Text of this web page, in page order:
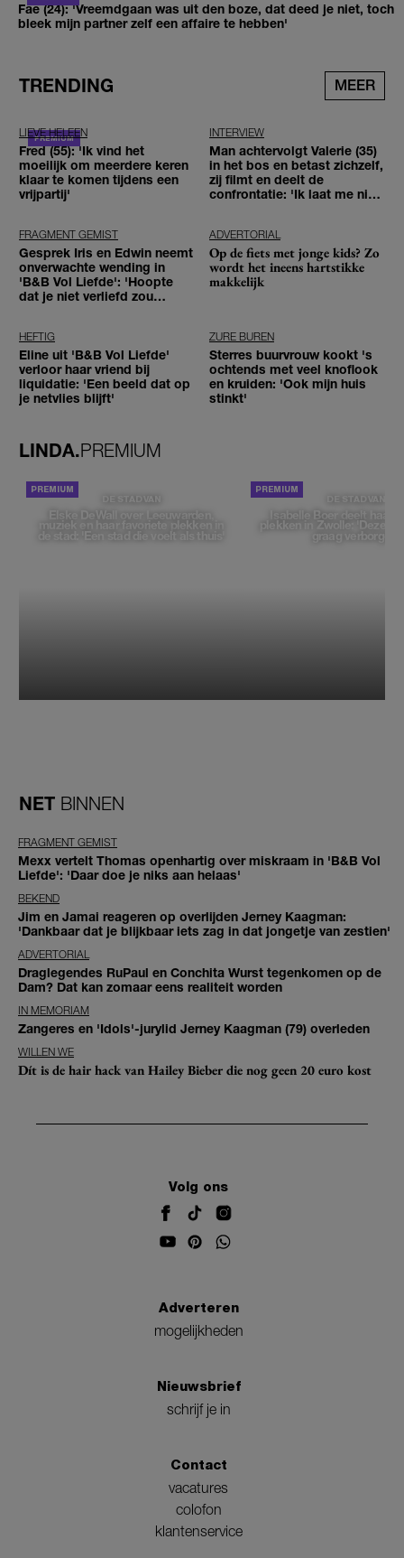
Fae (24): 'Vreemdgaan was uit den boze, dat deed je niet, toch
bleek mijn partner zelf een affaire te hebben'
TRENDING MEER
LIEVE HELEEN
Fred (55): 'Ik vind het
moeilijk om meerdere keren
klaar te komen tijdens een
vrijpartij'
INTERVIEW
Man achtervolgt Valerie (35)
in het bos en betast zichzelf,
zij filmt en deelt de
confrontatie: 'Ik laat me niet
FRAGMENT GEMIST
Gesprek Iris en Edwin neemt
onverwachte wending in
'B&B Vol Liefde': 'Hoopte
dat je niet verliefd zou
ADVERTORIAL
Op de fiets met jonge kids? Zo
wordt het ineens hartstikke
makkelijk
HEFTIG
Eline uit 'B&B Vol Liefde'
verloor haar vriend bij
liquidatie: 'Een beeld dat op
je netvlies blijft'
ZURE BUREN
Sterres buurvrouw kookt 's
ochtends met veel knoflook
en kruiden: 'Ook mijn huis
stinkt'
LINDA.PREMIUM
DE STAD VAN
Elske DeWall over Leeuwarden,
muziek en haar favoriete plekken in
de stad: 'Een stad die voelt als thuis'
DE STAD VAN
Isabelle Boer deelt haar
plekken in Zwolle: 'Deze
graag verborgen'
NET BINNEN
FRAGMENT GEMIST
Mexx vertelt Thomas openhartig over miskraam in 'B&B Vol
Liefde': 'Daar doe je niks aan helaas'
BEKEND
Jim en Jamai reageren op overlijden Jerney Kaagman:
'Dankbaar dat je blijkbaar iets zag in dat jongetje van zestien'
ADVERTORIAL
Draglegendes RuPaul en Conchita Wurst tegenkomen op de
Dam? Dat kan zomaar eens realiteit worden
IN MEMORIAM
Zangeres en 'Idols'-jurylid Jerney Kaagman (79) overleden
WILLEN WE
Dít is de hair hack van Hailey Bieber die nog geen 20 euro kost
Volg ons
Adverteren
mogelijkheden
Nieuwsbrief
schrijf je in
Contact
vacatures
colofon
klantenservice